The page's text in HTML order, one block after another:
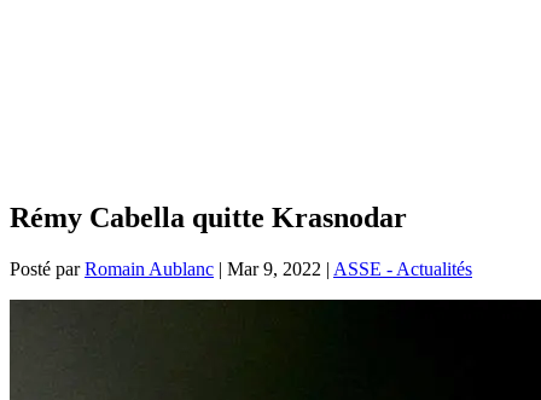
Rémy Cabella quitte Krasnodar
Posté parRomain Aublanc | Mar 9, 2022 | ASSE - Actualités